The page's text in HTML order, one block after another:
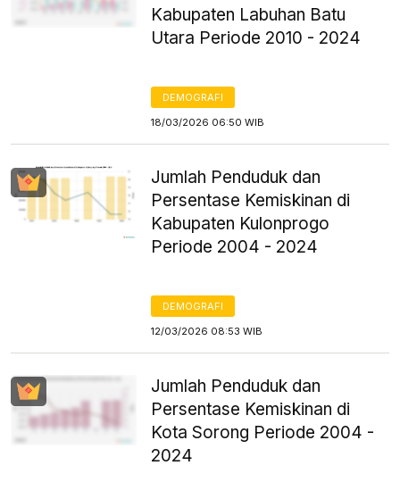
Kabupaten Labuhan Batu
Utara Periode 2010 - 2024
DEMOGRAFI
18/03/2026 06:50 WIB
Jumlah Penduduk dan
Persentase Kemiskinan di
Kabupaten Kulonprogo
Periode 2004 - 2024
DEMOGRAFI
12/03/2026 08:53 WIB
Jumlah Penduduk dan
Persentase Kemiskinan di
Kota Sorong Periode 2004 -
2024